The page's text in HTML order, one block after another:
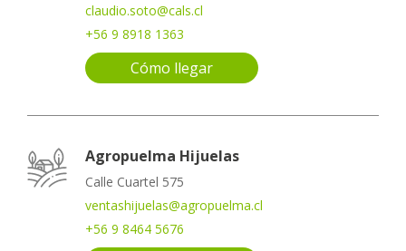
claudio.soto@cals.cl
+56 9 8918 1363
Cómo llegar
Agropuelma Hijuelas
Calle Cuartel 575
ventashijuelas@agropuelma.cl
+56 9 8464 5676